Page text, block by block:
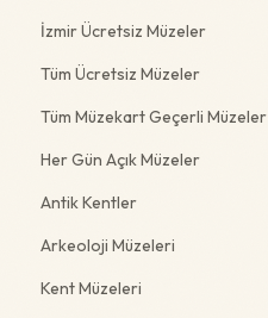
İzmir Ücretsiz Müzeler
Tüm Ücretsiz Müzeler
Tüm Müzekart Geçerli Müzeler
Her Gün Açık Müzeler
Antik Kentler
Arkeoloji Müzeleri
Kent Müzeleri